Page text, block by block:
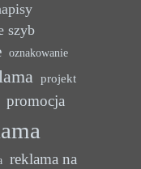
szyb
oznakowanie
projekt
promocja
reklama na